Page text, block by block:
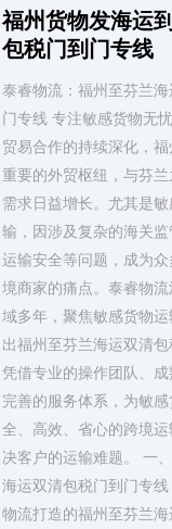
福州货物发海运
包税门到门专线
泰睿物流：福州至芬兰
门专线 专注敏感货物无
贸易合作的持续深化，
重要的外贸枢纽，与芬
需求日益增长。尤其是
输，因涉及复杂的海关
运输安全等问题，成为
境商家的痛点。泰睿物
域多年，聚焦敏感货物
出福州至芬兰海运双清包
凭借专业的操作团队、
完善的服务体系，为敏
全、高效、省心的跨境
决客户的运输难题。 一
海运双清包税门到门专
物流打造的福州至芬兰